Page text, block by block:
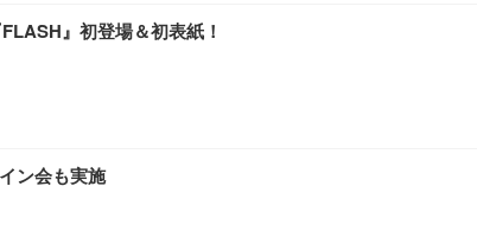
』初登場＆初表紙！
ン会も実施